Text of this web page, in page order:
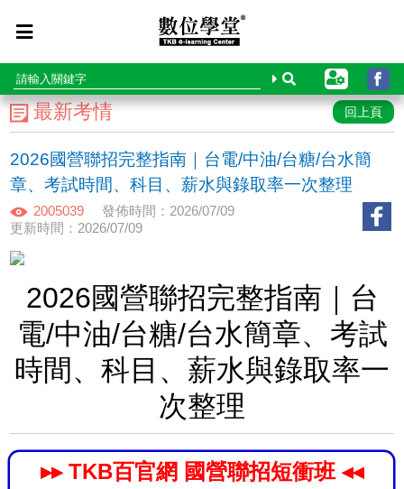
最新考情 回上頁
2026國營聯招完整指南｜台電/中油/台糖/台水簡
章、考試時間、科目、薪水與錄取率一次整理
2005039
發佈時間：2026/07/09
更新時間：2026/07/09
2026國營聯招完整指南｜台
電/中油/台糖/台水簡章、考試
時間、科目、薪水與錄取率一
次整理
▸▸ TKB百官網 國營聯招短衝班 ◂◂